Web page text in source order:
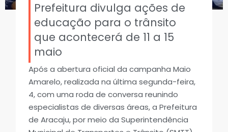
Prefeitura divulga ações de
educação para o trânsito
que acontecerá de 11 a 15
maio
Após a abertura oficial da campanha Maio
Amarelo, realizada na última segunda-feira,
4, com uma roda de conversa reunindo
especialistas de diversas áreas, a Prefeitura
de Aracaju, por meio da Superintendência